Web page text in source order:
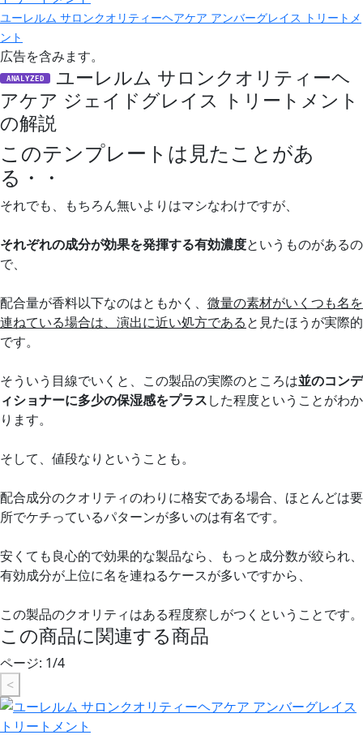
ユーレルム サロンクオリティーヘアケア アンバーグレイス トリートメ
ント
広告を含みます。
ANALYZED
ユーレルム サロンクオリティーヘ
アケア ジェイドグレイス トリートメント
の解説
このテンプレートは見たことがあ
る・・
それでも、もちろん無いよりはマシなわけですが、
それぞれの成分が効果を発揮する有効濃度というものがあるの
で、
配合量が香料以下なのはともかく、 微量の素材がいくつも名を
連ねている場合は、演出に近い処方であると見たほうが実際的
です。
そういう目線でいくと、この製品の実際のところは並のコンデ
ィショナーに多少の保湿感をプラスした程度ということがわか
ります。
そして、値段なりということも。
配合成分のクオリティのわりに格安である場合、ほとんどは要
所でケチっているパターンが多いのは有名です。
安くても良心的で効果的な製品なら、もっと成分数が絞られ、
有効成分が上位に名を連ねるケースが多いですから、
この製品のクオリティはある程度察しがつくということです。
この商品に関連する商品
ページ: 1/4
<